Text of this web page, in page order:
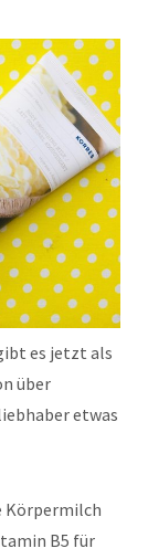
es jetzt als
über
etwas
Körpermilch
B5 für